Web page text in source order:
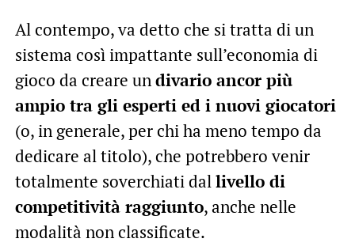
Al contempo, va detto che si tratta di un
sistema così impattante sull’economia di
gioco da creare undivario ancor più
ampio tra gli esperti ed i nuovi giocatori
(o, in generale, per chi ha meno tempo da
dedicare al titolo), che potrebbero venir
totalmente soverchiati dallivello di
competitività raggiunto, anche nelle
modalità non classificate.